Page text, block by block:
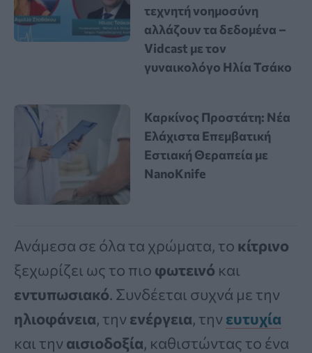
τεχνητή νοημοσύνη
αλλάζουν τα δεδομένα –
Vidcast με τον
γυναικολόγο Ηλία Τσάκο
Καρκίνος Προστάτη: Νέα
Ελάχιστα Επεμβατική
Εστιακή Θεραπεία με
NanoKnife
Ανάμεσα σε όλα τα χρώματα, το κίτρινο
ξεχωρίζει ως το πιο φωτεινό και
εντυπωσιακό. Συνδέεται συχνά με την
ηλιοφάνεια, την ενέργεια, την ευτυχία
και την αισιοδοξία, καθιστώντας το ένα